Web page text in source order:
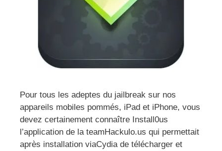
Pour tous les adeptes du jailbreak sur nos
appareils mobiles pommés, iPad et iPhone, vous
devez certainement connaître Install0us
l’application de la teamHackulo.us qui permettait
après installation viaCydia de télécharger et